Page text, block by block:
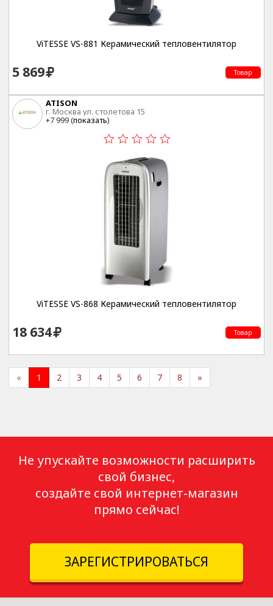
ViTESSE VS-881 Керамический тепловентилятор
5 869 Товар
ATISON
г. Москва ул. столетова 15
+7 999 (показать)
ViTESSE VS-868 Керамический тепловентилятор
18 634 Товар
« 1 2 3 4 5 6 7 8 »
Не упускайте возможности расширить
свой бизнес,
создайте свой интернет-магазин
прямо сейчас!
ЗАРЕГИСТРИРОВАТЬСЯ